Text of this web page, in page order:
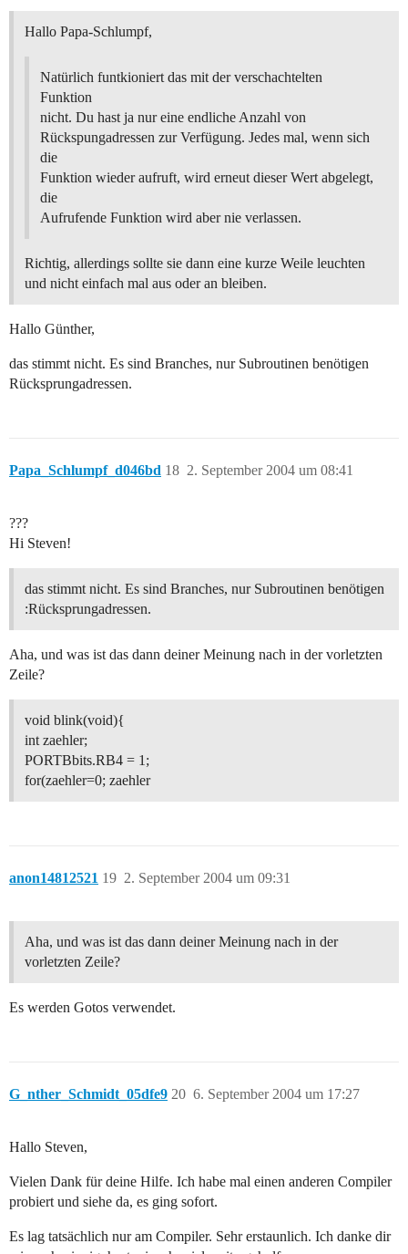
Hallo Papa-Schlumpf,
Natürlich funtkioniert das mit der verschachtelten
Funktion
nicht. Du hast ja nur eine endliche Anzahl von
Rückspungadressen zur Verfügung. Jedes mal, wenn sich
die
Funktion wieder aufruft, wird erneut dieser Wert abgelegt,
die
Aufrufende Funktion wird aber nie verlassen.
Richtig, allerdings sollte sie dann eine kurze Weile leuchten
und nicht einfach mal aus oder an bleiben.
Hallo Günther,
das stimmt nicht. Es sind Branches, nur Subroutinen benötigen
Rücksprungadressen.
Papa_Schlumpf_d046bd 2. September 2004 um 08:41
18
???
Hi Steven!
das stimmt nicht. Es sind Branches, nur Subroutinen benötigen
:Rücksprungadressen.
Aha, und was ist das dann deiner Meinung nach in der vorletzten
Zeile?
void blink(void){
int zaehler;
PORTBbits.RB4 = 1;
for(zaehler=0; zaehler
anon14812521 2. September 2004 um 09:31
19
Aha, und was ist das dann deiner Meinung nach in der
vorletzten Zeile?
Es werden Gotos verwendet.
G_nther_Schmidt_05dfe9 6. September 2004 um 17:27
20
Hallo Steven,
Vielen Dank für deine Hilfe. Ich habe mal einen anderen Compiler
probiert und siehe da, es ging sofort.
Es lag tatsächlich nur am Compiler. Sehr erstaunlich. Ich danke dir